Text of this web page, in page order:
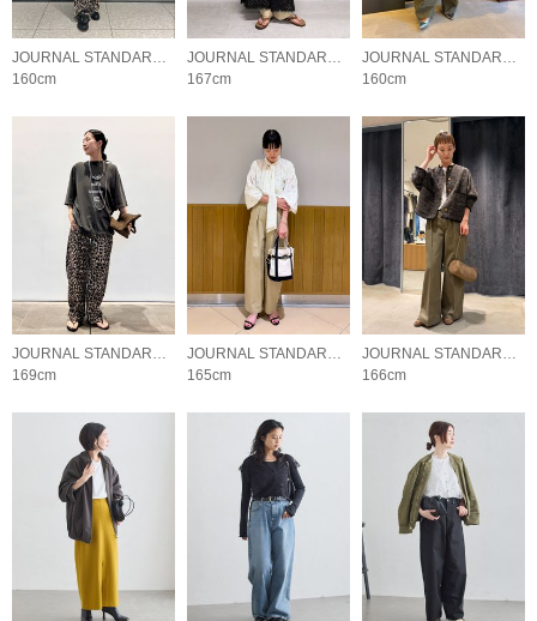
JOURNAL STANDARD L'ESSAGE
160cm
JOURNAL STANDARD L'ESSAGE
167cm
JOURNAL STANDARD L'ESSAGE
160cm
169cm
165cm
166cm